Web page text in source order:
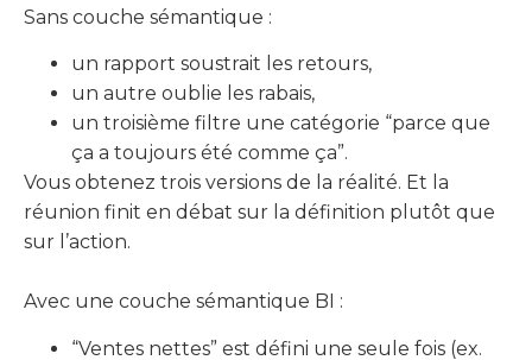
Sans couche sémantique :
un rapport soustrait les retours,
un autre oublie les rabais,
un troisième filtre une catégorie “parce que
ça a toujours été comme ça”.
Vous obtenez trois versions de la réalité. Et la
réunion finit en débat sur la définition plutôt que
sur l’action.
Avec une couche sémantique BI :
“Ventes nettes” est défini une seule fois (ex.